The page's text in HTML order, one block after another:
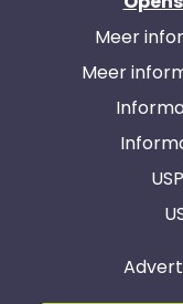
Meer
Meer